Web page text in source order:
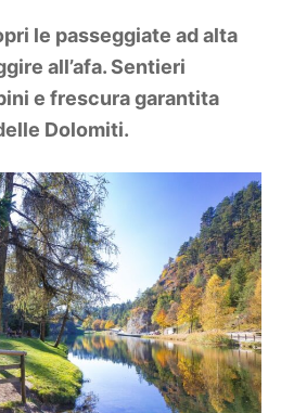
le passeggiate ad alta
all’afa. Sentieri
e frescura garantita
Dolomiti.